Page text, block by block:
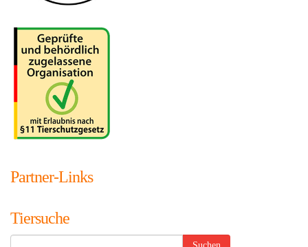
Partner-Links
Tiersuche